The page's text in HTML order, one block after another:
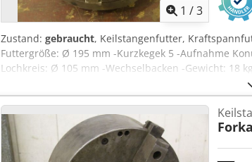
1 /3
Zustand: gebraucht, Keilstangenfutter,
Futtergröße: Ø 195 mm -Kurzkegek 5 -Aufnahme
Lochkreis: Ø 105 mm -Wechselbacken -Gewicht: 18 kg